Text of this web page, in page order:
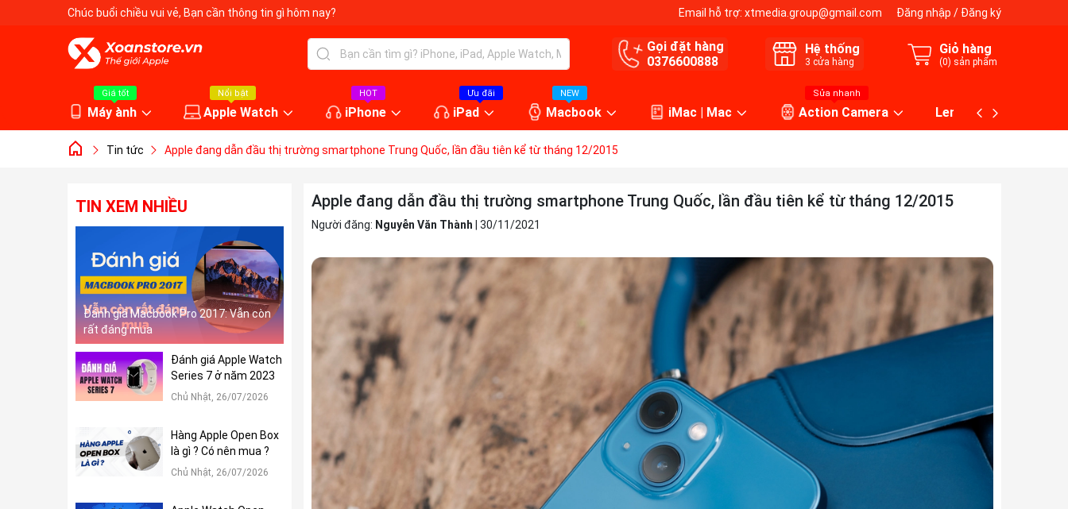
Chúc buổi chiều vui vẻ, Bạn cần thông tin gì hôm nay? Email hỗ trợ: xtmedia.group@gmail.com Đăng nhập / Đăng ký
Gọi đặt hàng
0376600888
Hệ thống
3 cửa hàng
Giỏ hàng
(0) sản phẩm
Giá tốt
Máy ành
Nổi bật
Apple Watch
HOT
iPhone
Ưu đãi
iPad
NEW
Macbook iMac | Mac
Sửa nhanh
Action Camera Lens máy ảnh
Tin tức Apple đang dẫn đầu thị trường smartphone Trung Quốc, lần đầu tiên kể từ tháng 12/2015
Apple đang dẫn đầu thị trường smartphone Trung Quốc, lần đầu tiên kể từ tháng 12/2015
Người đăng: Nguyễn Văn Thành 30/11/2021
TIN XEM NHIỀU
Đánh giá Macbook Pro 2017: Vẫn còn
rất đáng mua
Đánh giá Apple Watch
Series 7 ở năm 2023
Chủ Nhật, 26/07/2026
Hàng Apple Open Box
là gì ? Có nên mua ?
Chủ Nhật, 26/07/2026